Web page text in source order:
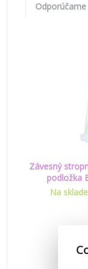
Odporúčame
Závesný
podložka
Na sklade